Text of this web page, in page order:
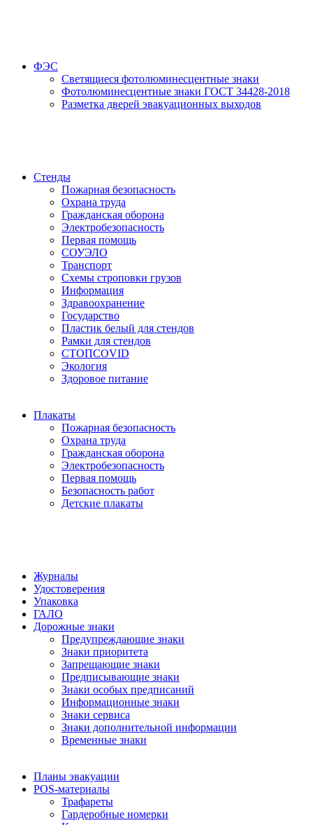
ФЭС
Светящиеся фотолюминесцентные знаки
Фотолюминесцентные знаки ГОСТ 34428-2018
Разметка дверей эвакуационных выходов
Стенды
Пожарная безопасность
Охрана труда
Гражданская оборона
Электробезопасность
Первая помощь
СОУЭЛО
Транспорт
Схемы строповки грузов
Информация
Здравоохранение
Государство
Пластик белый для стендов
Рамки для стендов
СТОПCOVID
Экология
Здоровое питание
Плакаты
Пожарная безопасность
Охрана труда
Гражданская оборона
Электробезопасность
Первая помощь
Безопасность работ
Детские плакаты
Журналы
Удостоверения
Упаковка
ГАЛО
Дорожные знаки
Предупреждающие знаки
Знаки приоритета
Запрещающие знаки
Предписывающие знаки
Знаки особых предписаний
Информационные знаки
Знаки сервиса
Знаки дополнительной информации
Временные знаки
Планы эвакуации
POS-материалы
Трафареты
Гардеробные номерки